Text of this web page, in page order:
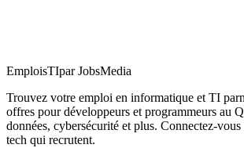
EmploisTIpar JobsMedia
Trouvez votre emploi en informatique et TI
offres pour développeurs et programmeurs au
données, cybersécurité et plus. Connectez-vous
tech qui recrutent.